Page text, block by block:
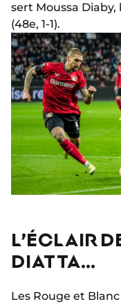
sert Moussa Diaby,
(48e, 1-1).
L’ÉCLAIR
DIATTA…
Les Rouge et